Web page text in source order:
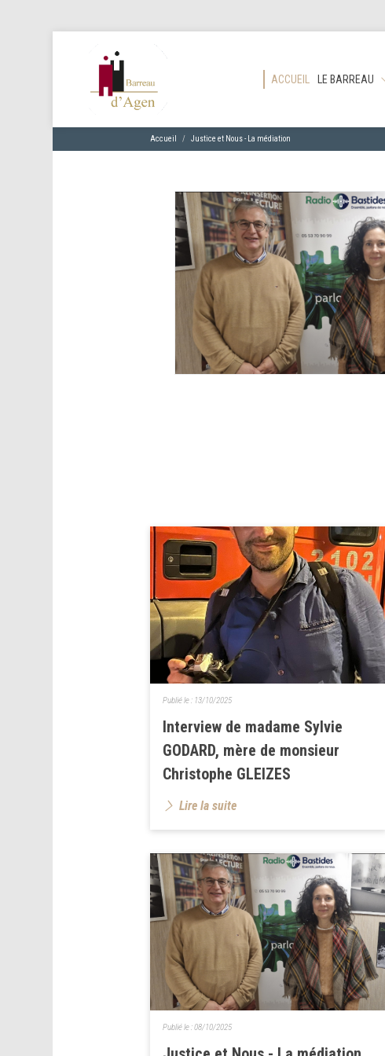
ACCUEIL LE BARREAU
Accueil Justice et Nous - La médiation
Interview de madame Sylvie
GODARD, mère de monsieur
Christophe GLEIZES
Publié le : 13/10/2025
Lire la suite
Publié le :08/10/2025